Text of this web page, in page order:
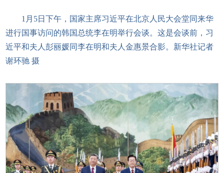
1月5日下午，国家主席习近平在北京人民大会堂同来华
进行国事访问的韩国总统李在明举行会谈。这是会谈前，习
近平和夫人彭丽媛同李在明和夫人金惠景合影。新华社记者
谢环驰 摄